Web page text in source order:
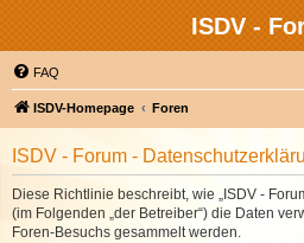
ISDV -
FAQ
ISDV-Homepage Foren
ISDV - Forum -
Diese Richtlinie beschreibt, wie „ISDV -
(im Folgenden „der Betreiber“) die Daten
Foren-Besuchs gesammelt werden.